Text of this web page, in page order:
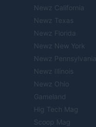
Newz California
Newz Texas
Newz Florida
Newz New York
Newz Pennsylvania
Newz Illinois
Newz Ohio
Gameland
Hig Tech Mag
Scoop Mag